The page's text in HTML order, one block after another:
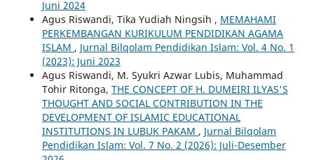
Juni 2024
Agus Riswandi, Tika Yudiah Ningsih , MEMAHAMI
PERKEMBANGAN KURIKULUM PENDIDIKAN AGAMA
ISLAM , Jurnal Bilqolam Pendidikan Islam: Vol. 4 No. 1
(2023): Juni 2023
Agus Riswandi, M. Syukri Azwar Lubis, Muhammad
Tohir Ritonga, THE CONCEPT OF H. DUMEIRI ILYAS'S
THOUGHT AND SOCIAL CONTRIBUTION IN THE
DEVELOPMENT OF ISLAMIC EDUCATIONAL
INSTITUTIONS IN LUBUK PAKAM , Jurnal Bilqolam
Pendidikan Islam: Vol. 7 No. 2 (2026): Juli-Desember